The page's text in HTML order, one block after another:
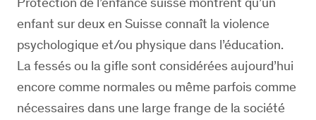
enfant sur deux en Suisse connaît la violence
psychologique et/ou physique dans l’éducation.
La fessés ou la gifle sont considérées aujourd’hui
encore comme normales ou même parfois comme
nécessaires dans une large frange de la société